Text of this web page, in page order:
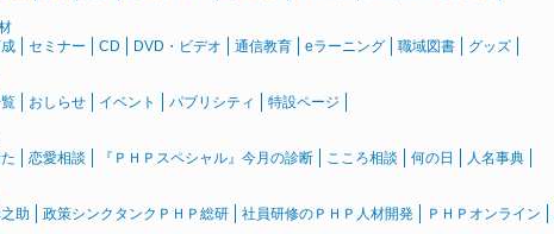
セミナー CD DVD・ビデオ 通信教育 eラーニング 職域図書 グッズ
おしらせ イベント パブリシティ 特設ページ
恋愛相談 『ＰＨＰスペシャル』今月の診断 こころ相談 何の日 人名事典
助
政策シンクタンクＰＨＰ総研 社員研修のＰＨＰ人材開発 ＰＨＰオンライン